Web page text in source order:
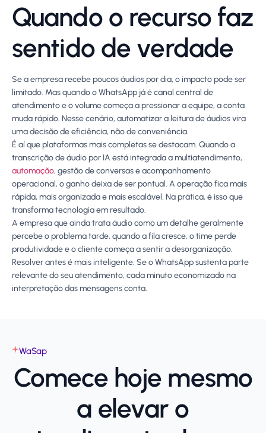
Quando o recurso faz
sentido de verdade
Se a empresa recebe poucos áudios por dia, o impacto pode ser
limitado. Mas quando o WhatsApp já é canal central de
atendimento e o volume começa a pressionar a equipe, a conta
muda rápido. Nesse cenário, automatizar a leitura de áudios vira
uma decisão de eficiência, não de conveniência.
É aí que plataformas mais completas se destacam. Quando a
transcrição de áudio por IA está integrada a multiatendimento,
automação, gestão de conversas e acompanhamento
operacional, o ganho deixa de ser pontual. A operação fica mais
rápida, mais organizada e mais escalável. Na prática, é isso que
transforma tecnologia em resultado.
A empresa que ainda trata áudio como um detalhe geralmente
percebe o problema tarde, quando a fila cresce, o time perde
produtividade e o cliente começa a sentir a desorganização.
Resolver antes é mais inteligente. Se o WhatsApp sustenta parte
relevante do seu atendimento, cada minuto economizado na
interpretação das mensagens conta.
WaSap
Comece hoje mesmo
a elevar o